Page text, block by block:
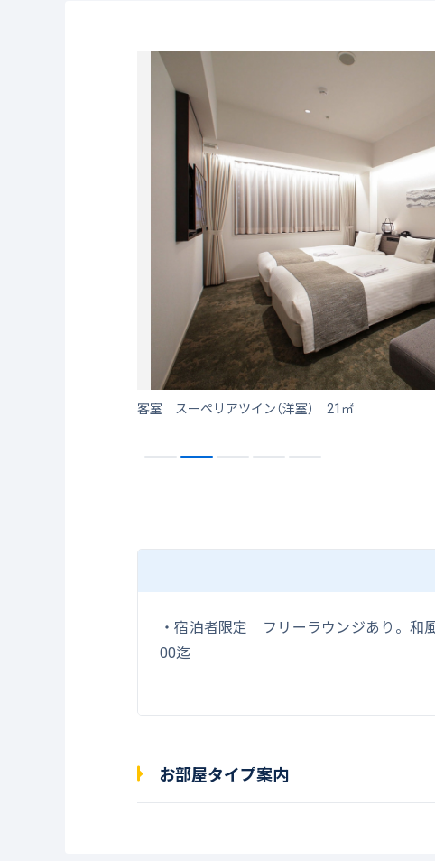
客室 スーペリアツイン（洋室） 21㎡
・宿泊者限定 フリーラウンジあり。和
00迄
お部屋タイプ案内